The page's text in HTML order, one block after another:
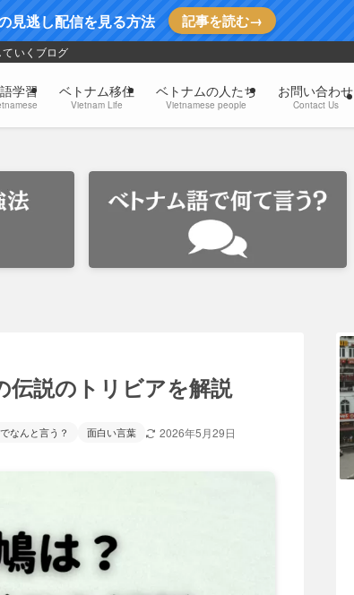
見逃し配信を見る方法 記事を読む→
いくブログ
学習 ベトナム移住
Vietnam Life
ベトナムの人たち
Vietnamese people
お問い合わせ
Contact Us
伝説のトリビアを解説
なんと言う？ 面白い言葉 2026年5月29日